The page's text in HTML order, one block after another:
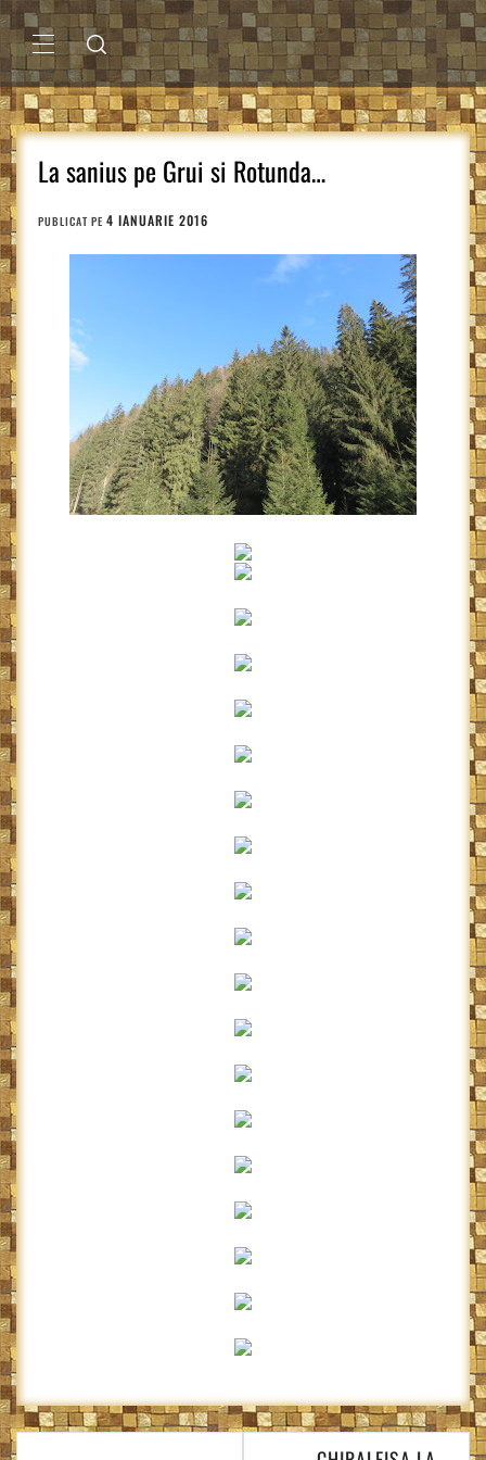
Sari
la
conținutMENIU
PRINCIPAL
La sanius pe Grui si Rotunda…
PUBLICAT PE 4 IANUARIE 2016
Navigare